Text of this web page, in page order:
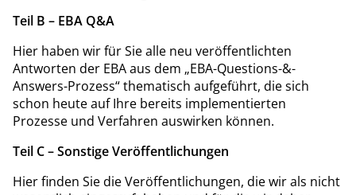
Teil B – EBA Q&A
Hier haben wir für Sie alle neu veröffentlichten
Antworten der EBA aus dem „EBA-Questions-&-
Answers-Prozess“ thematisch aufgeführt, die sich
schon heute auf Ihre bereits implementierten
Prozesse und Verfahren auswirken können.
Teil C – Sonstige Veröffentlichungen
Hier finden Sie die Veröffentlichungen, die wir als nicht